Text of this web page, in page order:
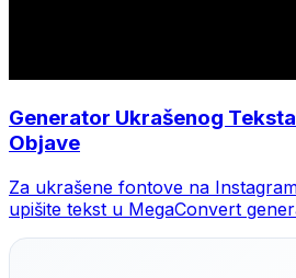
Generator Ukrašenog
Objave
Za ukrašene fontove na
upišite tekst u MegaConvert